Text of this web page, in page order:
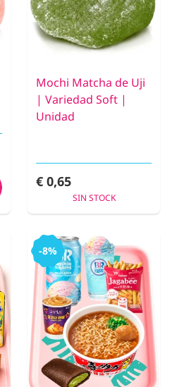
Mochi Matcha de Uji
| Variedad Soft |
Unidad
€ 0,65
SIN STOCK
-8%